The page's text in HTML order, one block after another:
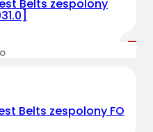
Belts zespolony
Belts zespolony FO